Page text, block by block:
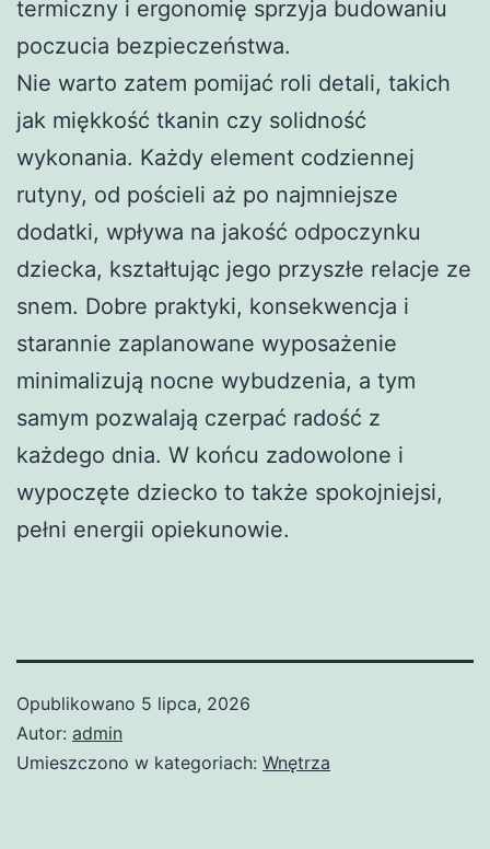
termiczny i ergonomię sprzyja budowaniu
poczucia bezpieczeństwa.
Nie warto zatem pomijać roli detali, takich
jak miękkość tkanin czy solidność
wykonania. Każdy element codziennej
rutyny, od pościeli aż po najmniejsze
dodatki, wpływa na jakość odpoczynku
dziecka, kształtując jego przyszłe relacje ze
snem. Dobre praktyki, konsekwencja i
starannie zaplanowane wyposażenie
minimalizują nocne wybudzenia, a tym
samym pozwalają czerpać radość z
każdego dnia. W końcu zadowolone i
wypoczęte dziecko to także spokojniejsi,
pełni energii opiekunowie.
Opublikowano 5 lipca, 2026
Autor: admin
Umieszczono w kategoriach: Wnętrza